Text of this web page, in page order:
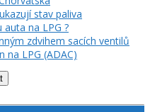
stav paliva
auta na LPG ?
zdvihem sacích ventilů
na LPG (ADAC)